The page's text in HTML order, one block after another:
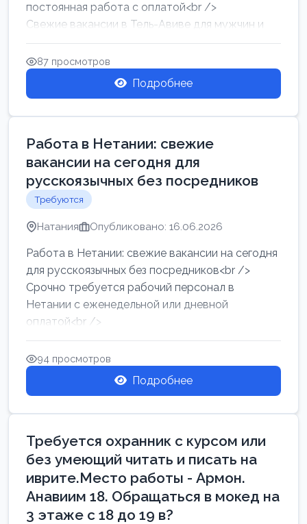
постоянная работа с оплатой<br />
Свежие вакансии в Тель-Авиве для мужчин и
женщин от хозя...
87 просмотров
Подробнее
Работа в Нетании: свежие
вакансии на сегодня для
русскоязычных без посредников
Требуются
Натания Опубликовано: 16.06.2026
Работа в Нетании: свежие вакансии на сегодня
для русскоязычных без посредников<br />
Срочно требуется рабочий персонал в
Нетании с еженедельной или дневной
оплатой<br />
Свежие вакансии в Нетании дл...
94 просмотров
Подробнее
Требуется охранник с курсом или
без умеющий читать и писать на
иврите.Место работы - Армон.
Анавиим 18. Обращаться в мокед на
3 этаже с 18 до 19 в?